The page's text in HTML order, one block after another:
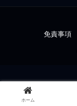
免責事項
ホーム